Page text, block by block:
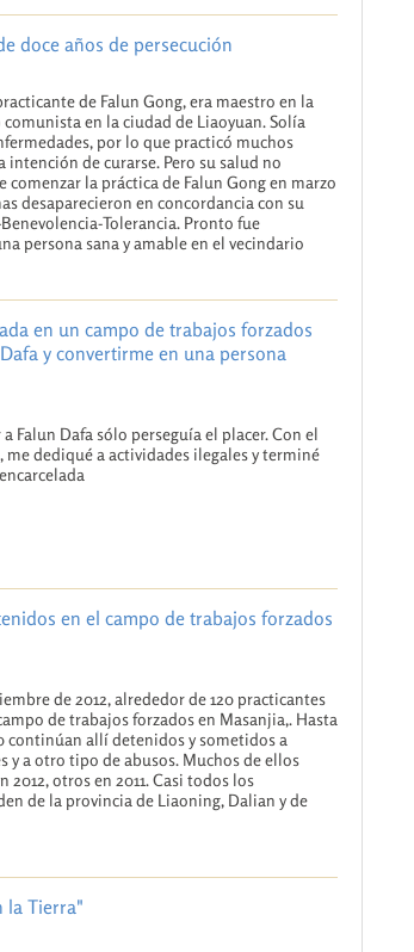
doce años de persecución
de Falun Gong, era maestro en la
en la ciudad de Liaoyuan. Solía
por lo que practicó muchos
intención de curarse. Pero su salud no
comenzar la práctica de Falun Gong en marzo
desaparecieron en concordancia con su
Tolerancia. Pronto fue
persona sana y amable en el vecindario
en un campo de trabajos forzados
y convertirme en una persona
Falun Dafa sólo perseguía el placer. Con el
me dediqué a actividades ilegales y terminé
en el campo de trabajos forzados
de 2012, alrededor de 120 practicantes
de trabajos forzados en Masanjia,. Hasta
continúan allí detenidos y sometidos a
y a otro tipo de abusos. Muchos de ellos
2012, otros en 2011. Casi todos los
de la provincia de Liaoning, Dalian y de
la Tierra"